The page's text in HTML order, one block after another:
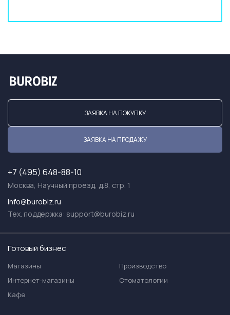
ЗАЯВКА НА ПОКУПКУ
ЗАЯВКА НА ПРОДАЖУ
+7 (495) 648-88-10
Москва, Научный проезд, д.8, стр. 1
info@burobiz.ru
Тех. поддержка: support@burobiz.ru
Готовый бизнес
Магазины
Интернет-магазины
Кафе
Производство
Стоматологии